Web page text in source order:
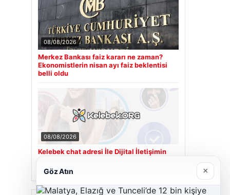
08/08/2026
Merkez Bankası faiz kararı ne zaman?
Ekonomistlerin nisan ayı faiz beklentisi
belli oldu
08/08/2026
Kelebek chat adresi İle Dijital İletişimin
Seviyeli Adresi Ve Muhabbet Deneyimi
Göz Atın ×